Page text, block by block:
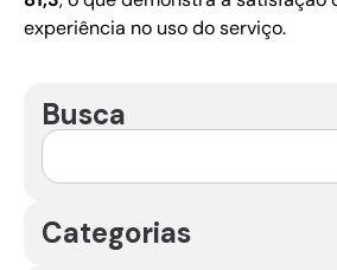
experiência no uso do serviço.
Busca
Categorias